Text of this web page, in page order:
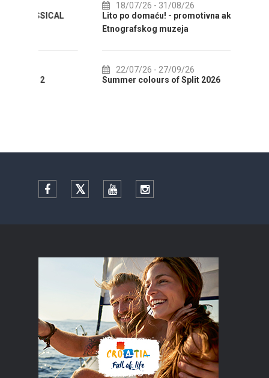
- 31/08/26
Lito po domaću! - promotivna akcija
Etnografskog muzeja
- 27/09/26
Summer colours of Split 2026
Facebook TwitterYouTubeInstagram